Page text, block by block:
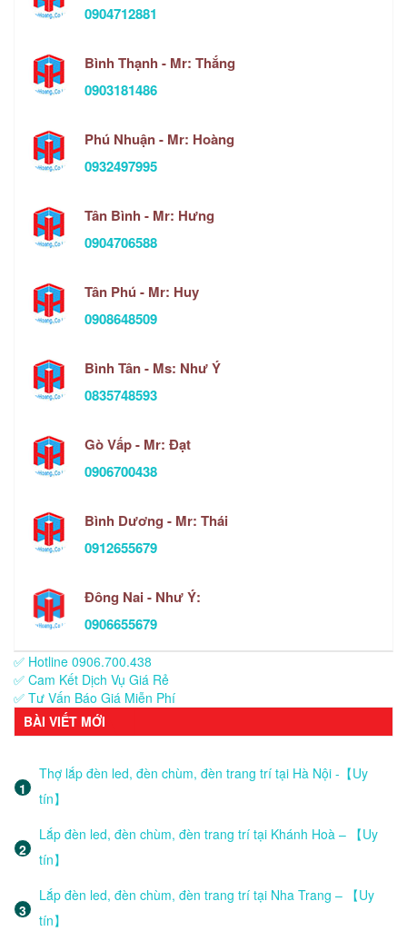
0904712881
Bình Thạnh - Mr: Thắng
0903181486
Phú Nhuận - Mr: Hoàng
0932497995
Tân Bình - Mr: Hưng
0904706588
Tân Phú - Mr: Huy
0908648509
Bình Tân - Ms: Như Ý
0835748593
Gò Vấp - Mr: Đạt
0906700438
Bình Dương - Mr: Thái
0912655679
Đông Nai - Như Ý:
0906655679
✅ Hotline 0906.700.438
✅ Cam Kết Dịch Vụ Giá Rẻ
✅ Tư Vấn Báo Giá Miễn Phí
BÀI VIẾT MỚI
Thợ lắp đèn led, đèn chùm, đèn trang trí tại Hà Nội -【Uy
tín】
Lắp đèn led, đèn chùm, đèn trang trí tại Khánh Hoà – 【Uy
tín】
Lắp đèn led, đèn chùm, đèn trang trí tại Nha Trang – 【Uy
tín】